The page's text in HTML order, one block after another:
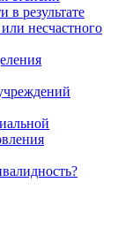
в результате
несчастного